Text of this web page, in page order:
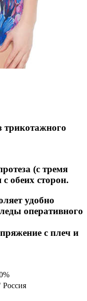
трикотажного
(с тремя
обеих сторон.
удобно
оперативного
с плеч и